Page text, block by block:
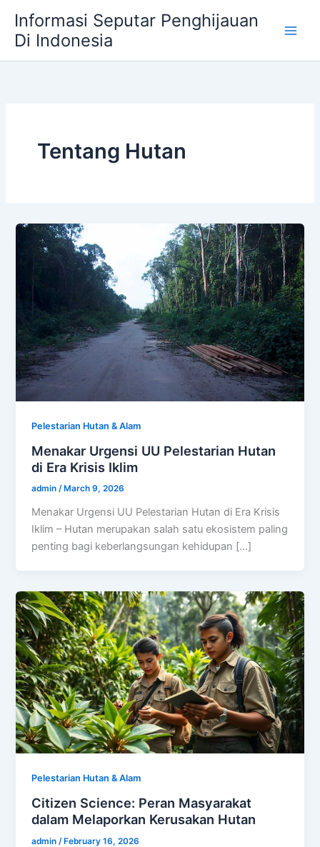
content
Informasi Seputar Penghijauan
Di Indonesia
Tentang Hutan
Pelestarian Hutan & Alam
Menakar Urgensi UU Pelestarian Hutan
di Era Krisis Iklim
admin/ March 9, 2026
Menakar Urgensi UU Pelestarian Hutan di Era Krisis
Iklim – Hutan merupakan salah satu ekosistem paling
penting bagi keberlangsungan kehidupan […]
Pelestarian Hutan & Alam
Citizen Science: Peran Masyarakat
dalam Melaporkan Kerusakan Hutan
admin /February 16, 2026